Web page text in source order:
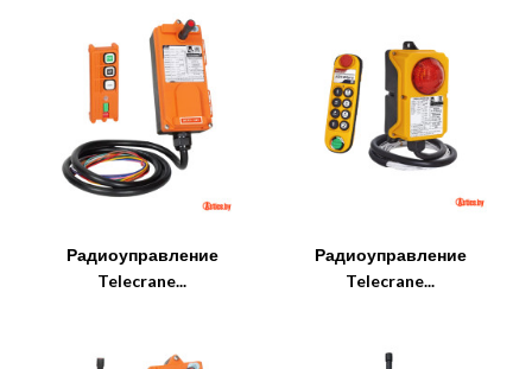
Радиоуправление
Telecrane...
Радиоуправление
Telecrane...